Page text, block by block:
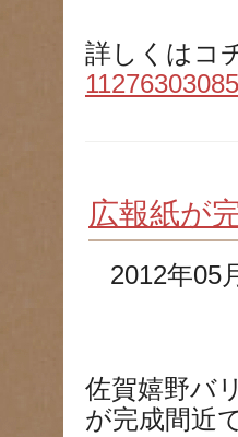
詳しくはコ
広報紙が
2012年
佐賀嬉野バ
が完成間近